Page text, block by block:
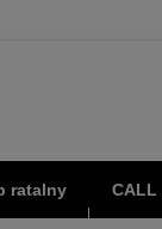
ratalny CALL